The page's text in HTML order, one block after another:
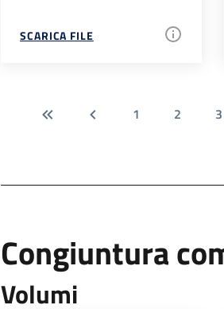
SCARICA FILE
1 2 3
Congiuntura
Volumi